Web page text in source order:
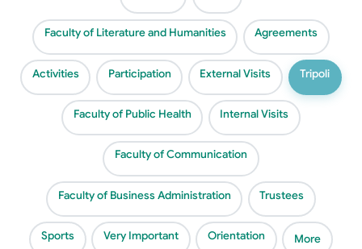
Faculty of Literature and Humanities Agreements
Activities Participation External Visits Tripoli
Faculty of Public Health Internal Visits
Faculty of Communication
Faculty of Business Administration Trustees
Sports Very Important Orientation More